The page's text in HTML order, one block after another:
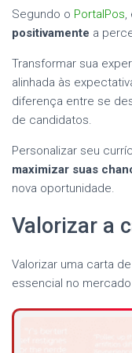
Segundo o PortalPos,
positivamente a
Transformar sua
alinhada às
diferença entre se
de candidatos.
Personalizar seu
maximizar suas
nova oportunidade.
Valorizar a
Valorizar uma carta
essencial no